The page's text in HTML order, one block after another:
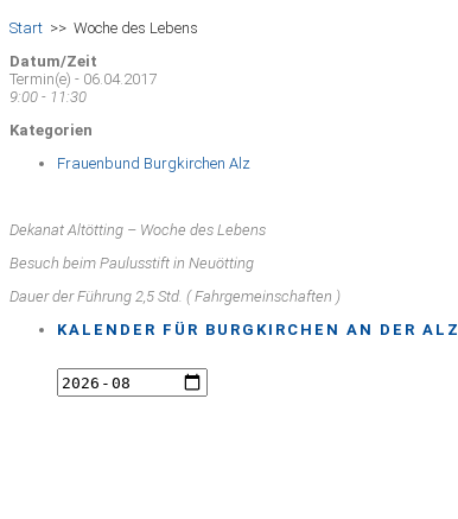
Start >> Woche des Lebens
Datum/Zeit
Termin(e) - 06.04.2017
9:00 - 11:30
Kategorien
Frauenbund Burgkirchen Alz
Dekanat Altötting – Woche des Lebens
Besuch beim Paulusstift in Neuötting
Dauer der Führung 2,5 Std. ( Fahrgemeinschaften )
KALENDER FÜR BURGKIRCHEN AN DER ALZ